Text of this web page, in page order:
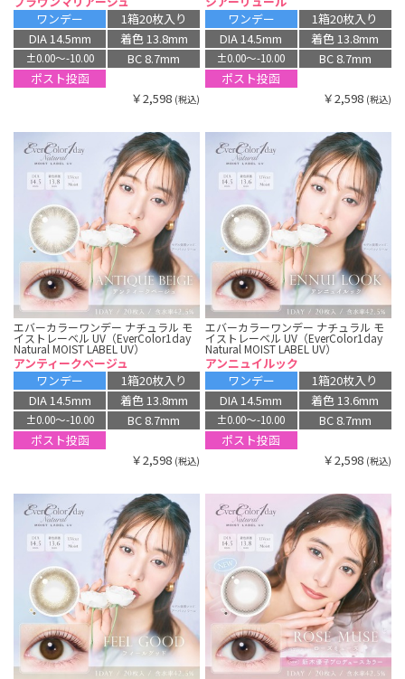
ワンデー
1箱20枚入り
DIA 14.5mm
着色 13.8mm
±0.00〜-10.00
BC 8.7mm
ポスト投函
￥2,598 (税込)
ワンデー
1箱20枚入り
DIA 14.5mm
着色 13.8mm
±0.00〜-10.00
BC 8.7mm
ポスト投函
￥2,598 (税込)
エバーカラーワンデー ナチュラル モ
イストレーベル UV（EverColor1day
Natural MOIST LABEL UV）
アンティークベージュ
ワンデー
1箱20枚入り
DIA 14.5mm
着色 13.8mm
±0.00〜-10.00
BC 8.7mm
ポスト投函
￥2,598 (税込)
エバーカラーワンデー ナチュラル モ
イストレーベル UV（EverColor1day
Natural MOIST LABEL UV）
アンニュイルック
ワンデー
1箱20枚入り
DIA 14.5mm
着色 13.6mm
±0.00〜-10.00
BC 8.7mm
ポスト投函
￥2,598 (税込)